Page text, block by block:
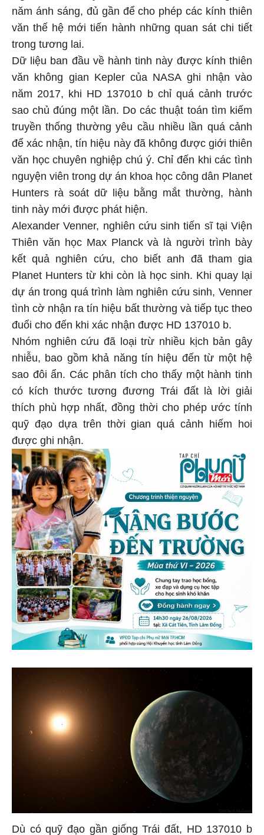
năm ánh sáng, đủ gần để cho phép các kính thiên
văn thế hệ mới tiến hành những quan sát chi tiết
trong tương lai.
Dữ liệu ban đầu về hành tinh này được kính thiên
văn không gian Kepler của NASA ghi nhận vào
năm 2017, khi HD 137010 b chỉ quá cảnh trước
sao chủ đúng một lần. Do các thuật toán tìm kiếm
truyền thống thường yêu cầu nhiều lần quá cảnh
để xác nhận, tín hiệu này đã không được giới thiên
văn học chuyên nghiệp chú ý. Chỉ đến khi các tình
nguyện viên trong dự án khoa học công dân Planet
Hunters rà soát dữ liệu bằng mắt thường, hành
tinh này mới được phát hiện.
Alexander Venner, nghiên cứu sinh tiến sĩ tại Viện
Thiên văn học Max Planck và là người trình bày
kết quả nghiên cứu, cho biết anh đã tham gia
Planet Hunters từ khi còn là học sinh. Khi quay lại
dự án trong quá trình làm nghiên cứu sinh, Venner
tình cờ nhận ra tín hiệu bất thường và tiếp tục theo
đuổi cho đến khi xác nhận được HD 137010 b.
Nhóm nghiên cứu đã loại trừ nhiều kịch bản gây
nhiễu, bao gồm khả năng tín hiệu đến từ một hệ
sao đôi ẩn. Các phân tích cho thấy một hành tinh
có kích thước tương đương Trái đất là lời giải
thích phù hợp nhất, đồng thời cho phép ước tính
quỹ đạo dựa trên thời gian quá cảnh hiếm hoi
được ghi nhận.
Dù có quỹ đạo gần giống Trái đất, HD 137010 b